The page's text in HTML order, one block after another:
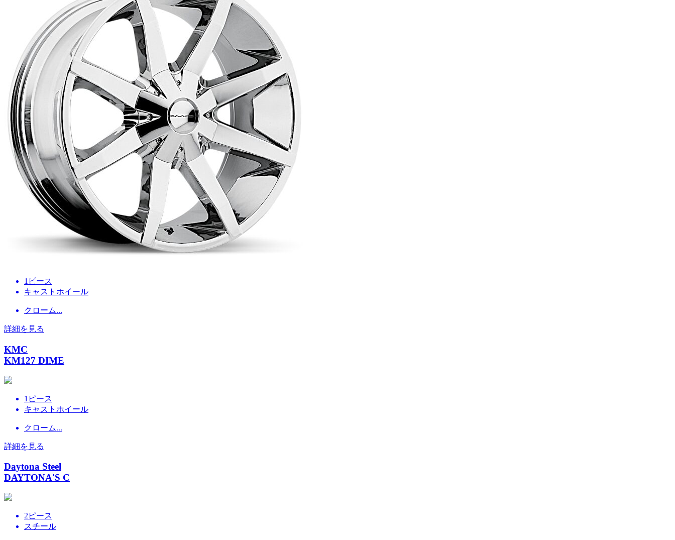
1ピース
キャストホイール
クローム...
詳細を見る
KMC
KM127 DIME
1ピース
キャストホイール
クローム...
詳細を見る
Daytona Steel
DAYTONA'S C
2ピース
スチール